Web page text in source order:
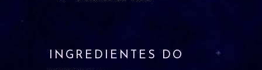
INGREDIENTES DO